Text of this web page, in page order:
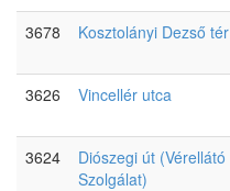
3678
Kosztolányi Dezső tér
3626
Vincellér utca
3624
Diószegi út (Vérellátó
Szolgálat)